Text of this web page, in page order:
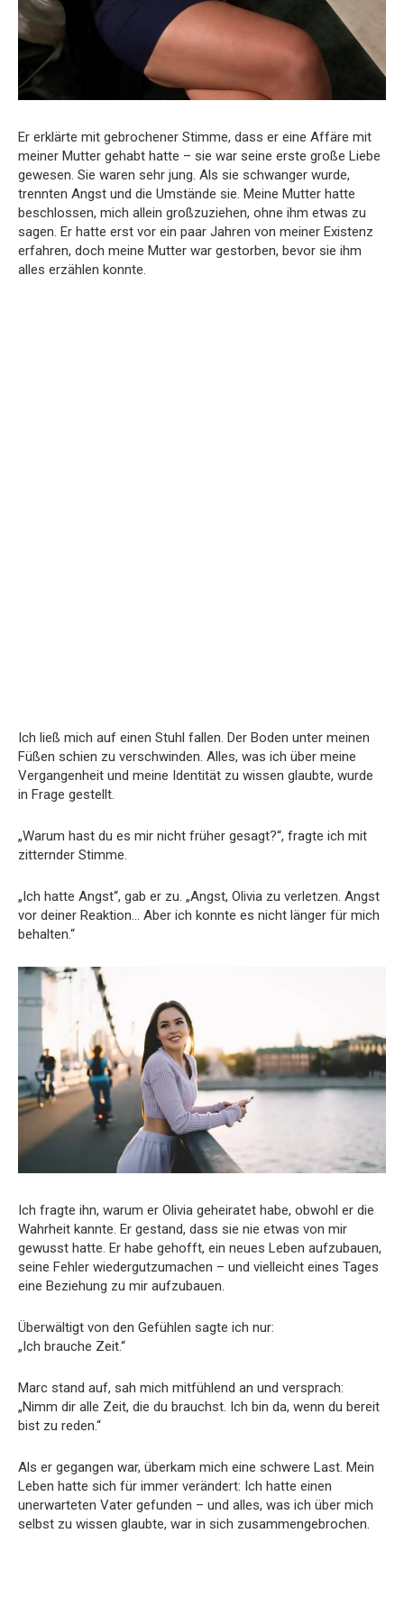
Er erklärte mit gebrochener Stimme, dass er eine Affäre mit
meiner Mutter gehabt hatte – sie war seine erste große Liebe
gewesen. Sie waren sehr jung. Als sie schwanger wurde,
trennten Angst und die Umstände sie. Meine Mutter hatte
beschlossen, mich allein großzuziehen, ohne ihm etwas zu
sagen. Er hatte erst vor ein paar Jahren von meiner Existenz
erfahren, doch meine Mutter war gestorben, bevor sie ihm
alles erzählen konnte.
Ich ließ mich auf einen Stuhl fallen. Der Boden unter meinen
Füßen schien zu verschwinden. Alles, was ich über meine
Vergangenheit und meine Identität zu wissen glaubte, wurde
in Frage gestellt.
„Warum hast du es mir nicht früher gesagt?“, fragte ich mit
zitternder Stimme.
„Ich hatte Angst“, gab er zu. „Angst, Olivia zu verletzen. Angst
vor deiner Reaktion… Aber ich konnte es nicht länger für mich
behalten.“
Ich fragte ihn, warum er Olivia geheiratet habe, obwohl er die
Wahrheit kannte. Er gestand, dass sie nie etwas von mir
gewusst hatte. Er habe gehofft, ein neues Leben aufzubauen,
seine Fehler wiedergutzumachen – und vielleicht eines Tages
eine Beziehung zu mir aufzubauen.
Überwältigt von den Gefühlen sagte ich nur:
„Ich brauche Zeit.“
Marc stand auf, sah mich mitfühlend an und versprach:
„Nimm dir alle Zeit, die du brauchst. Ich bin da, wenn du bereit
bist zu reden.“
Als er gegangen war, überkam mich eine schwere Last. Mein
Leben hatte sich für immer verändert: Ich hatte einen
unerwarteten Vater gefunden – und alles, was ich über mich
selbst zu wissen glaubte, war in sich zusammengebrochen.